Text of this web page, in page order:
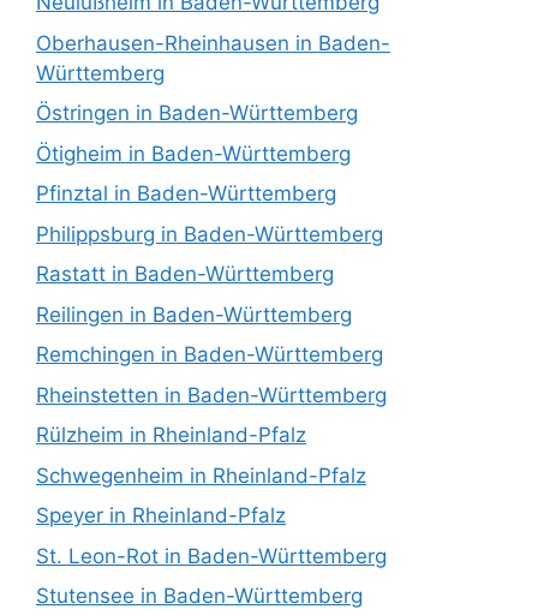
Oberhausen-Rheinhausen in Baden-
Württemberg
Östringen in Baden-Württemberg
Ötigheim in Baden-Württemberg
Pfinztal in Baden-Württemberg
Philippsburg in Baden-Württemberg
Rastatt in Baden-Württemberg
Reilingen in Baden-Württemberg
Remchingen in Baden-Württemberg
Rheinstetten in Baden-Württemberg
Rülzheim in Rheinland-Pfalz
Schwegenheim in Rheinland-Pfalz
Speyer in Rheinland-Pfalz
St. Leon-Rot in Baden-Württemberg
Stutensee in Baden-Württemberg